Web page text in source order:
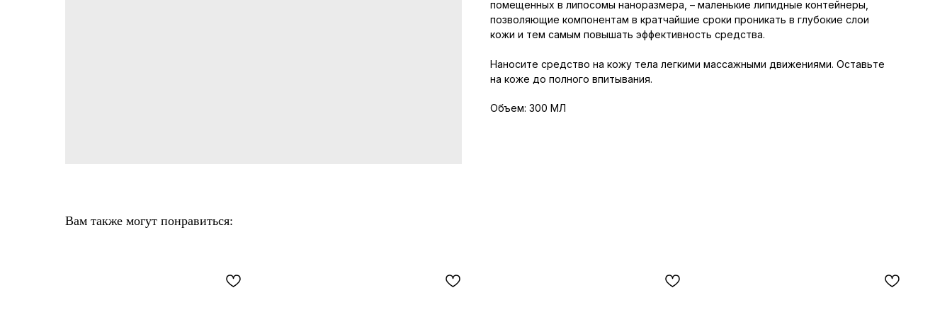
помещенных в липосомы наноразмера, – маленькие липидные контейнеры,
позволяющие компонентам в кратчайшие сроки проникать в глубокие слои
кожи и тем самым повышать эффективность средства.
Наносите средство на кожу тела легкими массажными движениями. Оставьте
на коже до полного впитывания.
Объем: 300 МЛ
Вам также могут понравиться: